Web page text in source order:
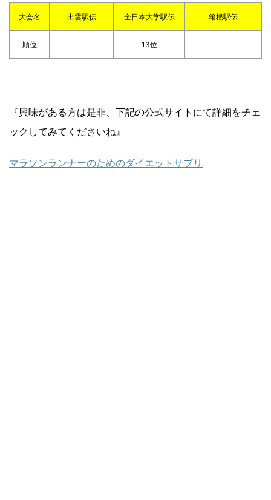
大会名 出雲駅伝 全日本大学駅伝 箱根駅伝
順位 13位
『興味がある方は是非、下記の公式サイトにて詳細をチェ
ックしてみてくださいね』
マラソンランナーのためのダイエットサプリ